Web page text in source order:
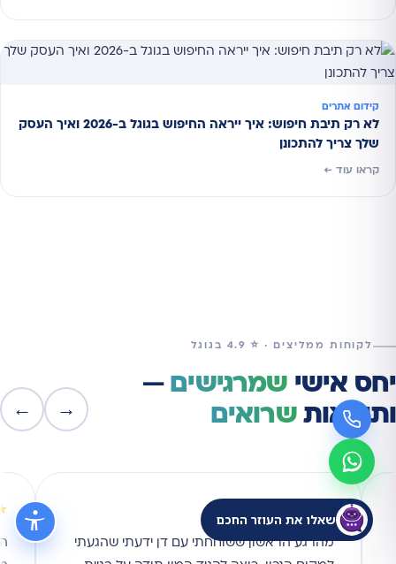
קידום אתרים
לא רק תיבת חיפוש: איך ייראה החיפוש בגוגל ב-2026 ואיך העסק
שלך צריך להתכונן
קראו עוד ←
לקוחות ממליצים · ⭐ 4.9 בגוגל
יחס אישי שמרגישים —
ותוצאותשרואים →
←
מהרגע הראשון ששוחחתי עם דן ידעתי שהגעתי
שאלו את העוזר החכם